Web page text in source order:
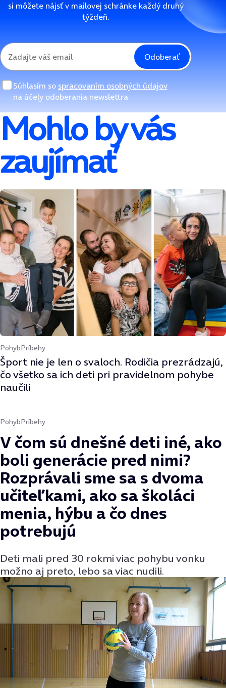
si môžete nájsť v mailovej schránke každý druhý
týždeň.
Odoberať
Súhlasím so spracovaním osobných údajov
na účely odoberania newslettra
Mohlo by vás
zaujímať
PohybPríbehy
Šport nie je len o svaloch. Rodičia prezrádzajú,
čo všetko sa ich deti pri pravidelnom pohybe
naučili
PohybPríbehy
V čom sú dnešné deti iné, ako
boli generácie pred nimi?
Rozprávali sme sa s dvoma
učiteľkami, ako sa školáci
menia, hýbu a čo dnes
potrebujú
Deti mali pred 30 rokmi viac pohybu vonku
možno aj preto, lebo sa viac nudili.